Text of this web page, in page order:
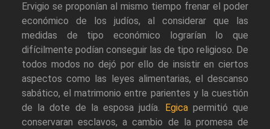
Ervigio se proponían al mismo tiempo frenar el poder
económico de los judíos, al considerar que las
medidas de tipo económico lograrían lo que
difícilmente podían conseguir las de tipo religioso. De
todos modos no dejó por ello de insistir en ciertos
aspectos como las leyes alimentarias, el descanso
sabático, el matrimonio entre parientes y la cuestión
de la dote de la esposa judía.
Egicapermitió que
conservaran esclavos, a cambio de la promesa de